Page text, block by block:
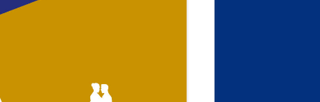
DATENSCHUTZERKLÄRUNG